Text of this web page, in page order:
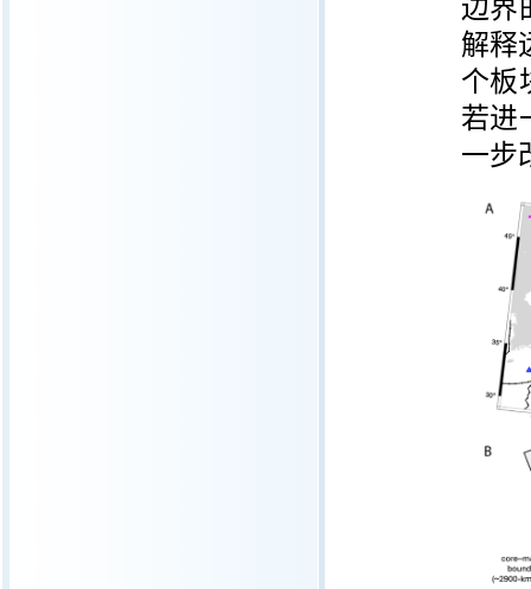
边界
解释
个板
若进
一步